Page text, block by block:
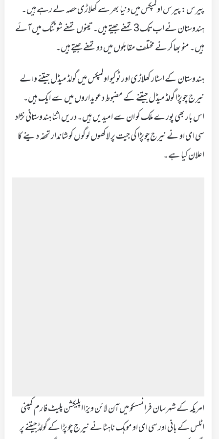
پیرس: پیرس اولمپکس میں دنیا بھر سے کھلاڑی حصہ لے رہے ہیں۔
ہندوستان نے اب تک 3 تمغے جیتے ہیں۔ تینوں تمغے شوٹنگ میں آئے
ہیں۔ منو بھاکر نے مختلف مقابلوں میں دو تمغے جیتے ہیں۔
ہندوستان کے اسٹار کھلاڑی اور ٹوکیو اولمپکس میں گولڈ میڈل جیتنے والے
نیرج چوپڑا گولڈ میڈل جیتنے کے مضبوط دعویداروں میں سے ایک ہیں۔
اس بار بھی پورے ملک کو ان سے امیدیں ہیں۔ دریں اثنا ہندوستانی نژاد
سی ای او نے نیرج چوپڑا کی جیت پر لاکھوں لوگوں کو شاندار تحفہ دینے کا
اعلان کیا ہے۔
امریکہ کے شہر سان فرانسسکو میں آن لائن ویزا اپلیکشن پلیٹ فارم کمپنی
اٹلس کے بانی اور سی ای او موہک ناہٹا نے نیرج چوپڑا کے گولڈ جیتنے پر